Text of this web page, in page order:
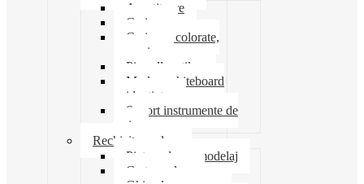
Ascutitoare
Carioca
Creioane colorate,
mecanice
Pix roller stilou
Marker whiteboard
evidentiator
Suport instrumente de
scris
Rechizite scolare
Pictura desen modelaj
Creta scolara